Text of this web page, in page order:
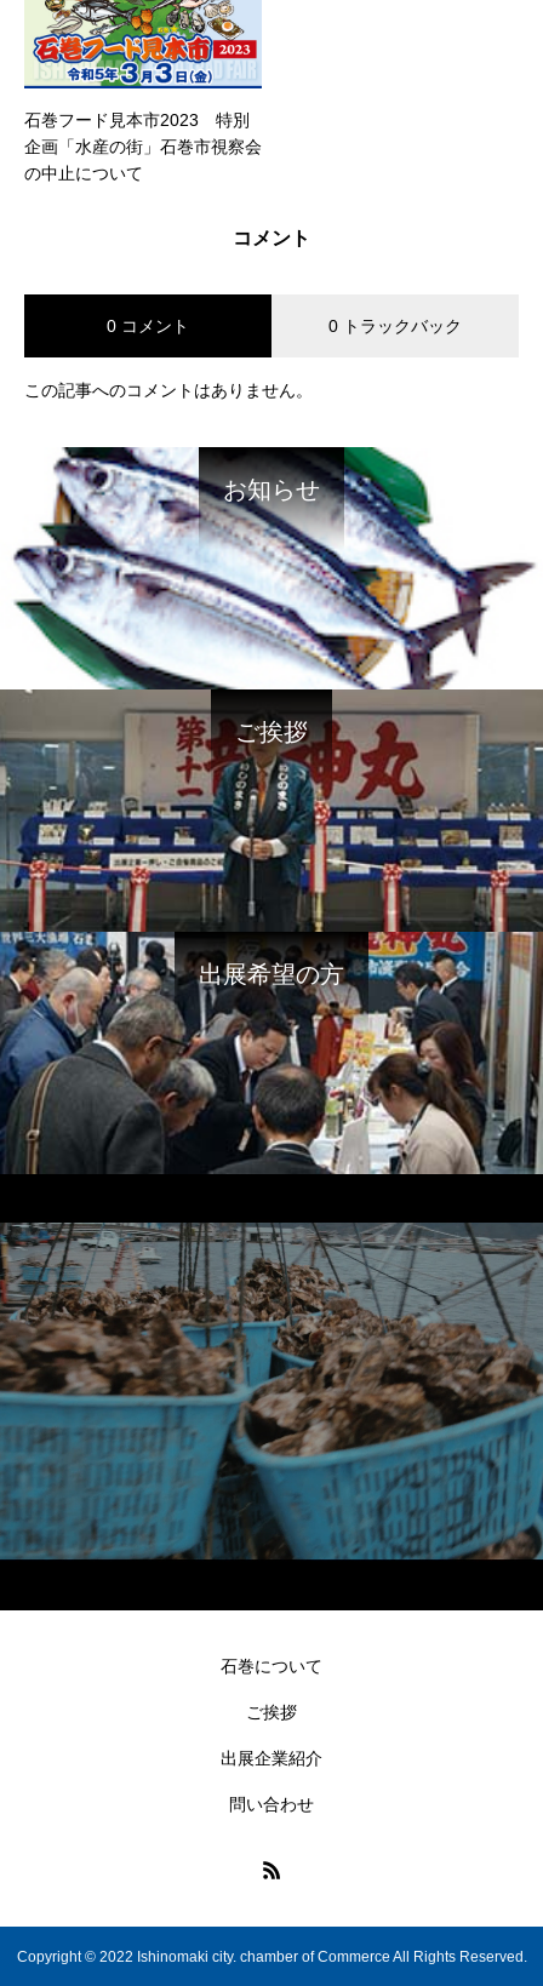
石巻フード見本市2023 特別
企画「水産の街」石巻市視察会
の中止について
コメント
0 コメント 0 トラックバック
この記事へのコメントはありません。
お知らせ
ご挨拶
出展希望の方
石巻について
ご挨拶
出展企業紹介
問い合わせ
Copyright © 2022 Ishinomaki city. chamber of Commerce All Rights Reserved.